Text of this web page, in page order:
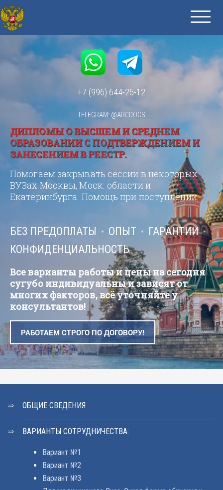
+7 (996) 644-25-12
TELEGRAM: @ARCDOCS
ДИПЛОМЫ О ВЫСШЕМ И СРЕДНЕМ
ОБРАЗОВАНИИ С ПОДТВЕРЖДЕНИЕМ И
ЗАНЕСЕНИЕМ В РЕЕСТР.
Помогаем закрывать сессии в некоторых
ВУЗах Москвы, Моск. области и
Екатеринбурга. Помощь при поступлении.
БЕЗ ПРЕДОПЛАТЫ ОПЫТ
ГАРАНТИИ
КОНФИДЕНЦИАЛЬНОСТЬ
Все варианты работы и цены на сегодня
сугубо индивидуальны и зависят от
многих факторов, всё уточняйте у
консультантов!
РАБОТАЕМ СТРОГО ПО ДОГОВОРУ!
ОБЩИЕ СВЕДЕНИЯ
ВАРИАНТЫ СОТРУДНИЧЕСТВА:
Вариант №1
Вариант №2
Вариант №3